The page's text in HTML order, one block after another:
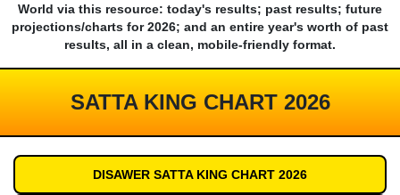
World via this resource: today's results; past results; future
projections/charts for 2026; and an entire year's worth of past
results, all in a clean, mobile-friendly format.
SATTA KING CHART 2026
DISAWER SATTA KING CHART 2026